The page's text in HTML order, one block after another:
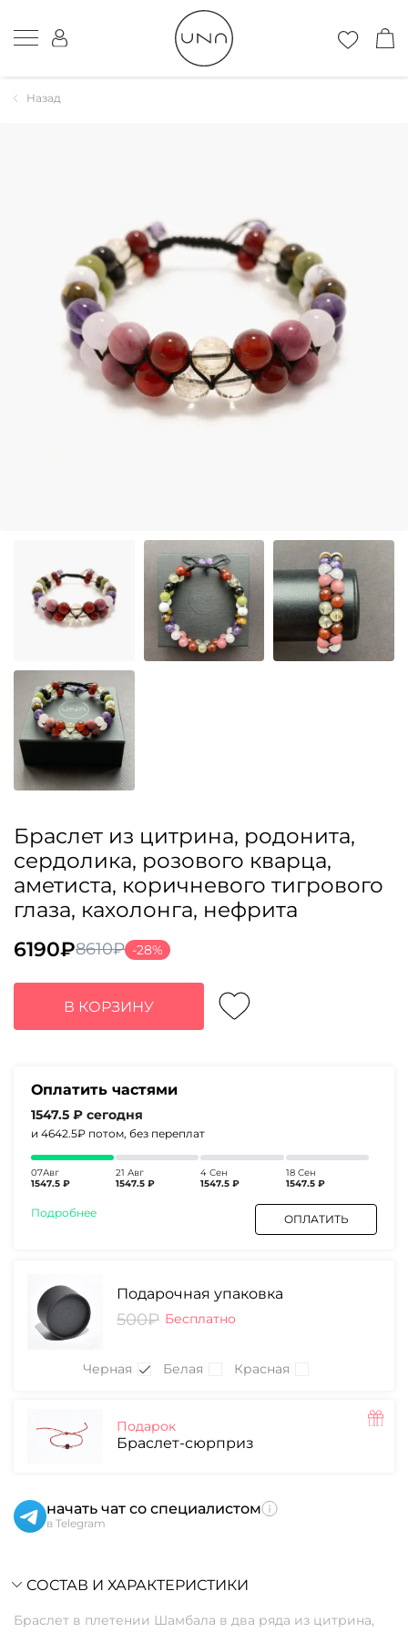
Назад
Браслет из цитрина, родонита,
сердолика, розового кварца,
аметиста, коричневого тигрового
глаза, кахолонга, нефрита
8610₽
Первоначальная
цена
составляла
8610₽.
6190₽
Текущая
цена:
6190₽.
-28%
В КОРЗИНУ
Оплатить частями
1547.5 ₽ сегодня
и 4642.5₽ потом, без переплат
07Авг
1547.5 ₽
21 Авг
1547.5 ₽
4 Сен
1547.5 ₽
18 Сен
1547.5 ₽
Подробнее ОПЛАТИТЬ
Подарочная упаковка
500₽ Бесплатно
Черная Белая Красная
Подарок
Браслет-сюрприз
начать чат со специалистом
в Telegram
СОСТАВ И ХАРАКТЕРИСТИКИ
Браслет в плетении Шамбала в два ряда из цитрина,